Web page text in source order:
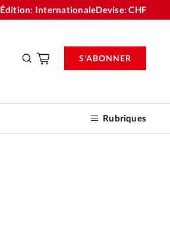
Édition: InternationaleDevise:CHF
Rubriques
S'ABONNER